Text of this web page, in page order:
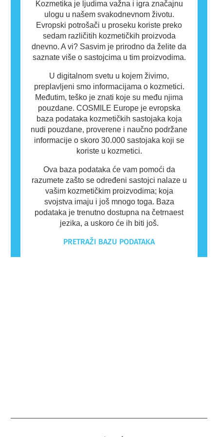
Kozmetika je ljudima važna i igra značajnu
ulogu u našem svakodnevnom životu.
Evropski potrošači u proseku koriste preko
sedam različitih kozmetičkih proizvoda
dnevno. A vi? Sasvim je prirodno da želite da
saznate više o sastojcima u tim proizvodima.
U digitalnom svetu u kojem živimo,
preplavljeni smo informacijama o kozmetici.
Međutim, teško je znati koje su među njima
pouzdane. COSMILE Europe je evropska
baza podataka kozmetičkih sastojaka koja
nudi pouzdane, proverene i naučno podržane
informacije o skoro 30.000 sastojaka koji se
koriste u kozmetici.
Ova baza podataka će vam pomoći da
razumete zašto se određeni sastojci nalaze u
vašim kozmetičkim proizvodima; koja
svojstva imaju i još mnogo toga. Baza
podataka je trenutno dostupna na četrnaest
jezika, a uskoro će ih biti još.
PRETRAŽI BAZU PODATAKA